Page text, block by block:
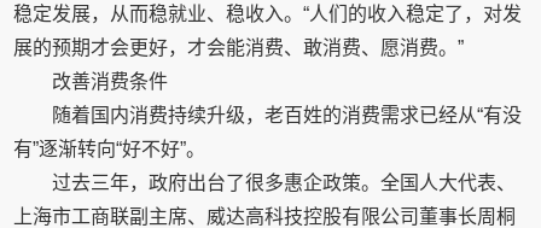
稳定发展，从而稳就业、稳收入。“人们的收入稳定了，对发
展的预期才会更好，才会能消费、敢消费、愿消费。”
改善消费条件
随着国内消费持续升级，老百姓的消费需求已经从“有没
有”逐渐转向“好不好”。
过去三年，政府出台了很多惠企政策。全国人大代表、
上海市工商联副主席、威达高科技控股有限公司董事长周桐